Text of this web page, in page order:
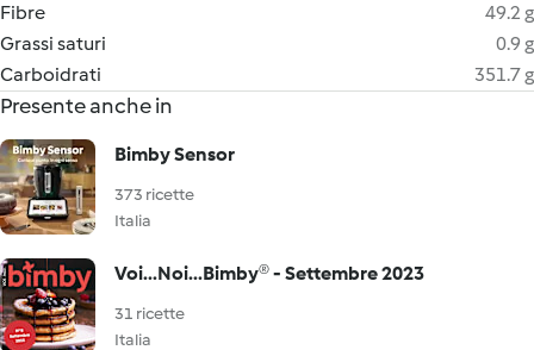
Fibre
49.2 g
Grassi saturi
0.9 g
Carboidrati
351.7 g
Presente anche in
Bimby Sensor
373 ricette
Italia
Voi...Noi...Bimby® - Settembre 2023
31 ricette
Italia